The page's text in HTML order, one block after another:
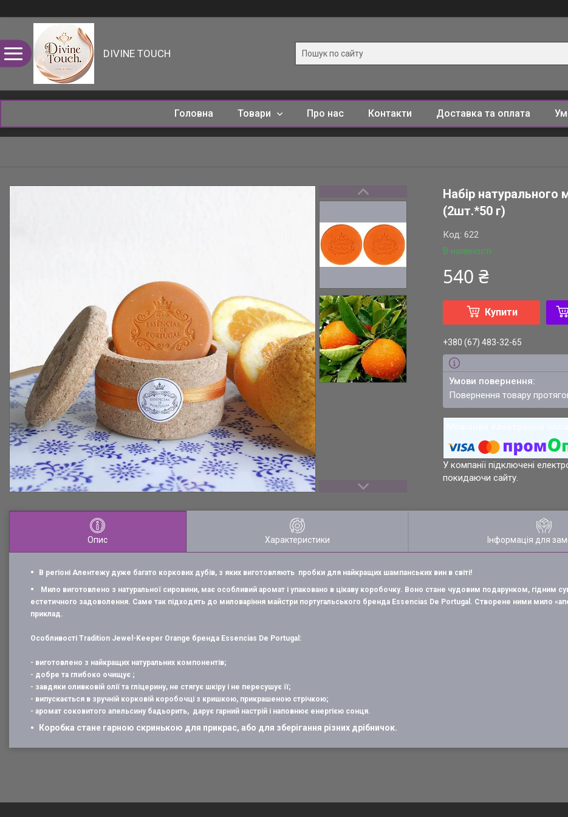
DIVINE TOUCH
Головна Товари Про нас Контакти Доставка та оплата
Набір натурального
(2шт.*50 г)
В наявності
Код:622
540 ₴
Купити
+380 (67) 483-32-65
повернення товару
У компанії підключені
покидаючи сайту.
Опис Характеристики Інформація для
В регіоні Алентежу дуже багато коркових дубів, з яких виготовляють пробки для найкращих шампанських вин в світі!
Мило виготовлено з натуральної сировини, має особливий аромат і упаковано в цікаву коробочку. Воно стане чудовим подарунком, гідним
естетичного задоволення. Саме так підходять до миловаріння майстри португальського бренда Essencias De Portugal. Створене ними мило
приклад.
Особливості Tradition Jewel-Keeper Orange бренда Essencias De Portugal:
- виготовлено з найкращих натуральних компонентів;
- добре та глибоко очищує ;
- завдяки оливковій олії та гліцерину, не стягує шкіру і не пересушує її;
- випускається в зручній корковій коробочці з кришкою, прикрашеною стрічкою;
- аромат соковитого апельсину бадьорить, дарує гарний настрій і наповнює енергією сонця.
Коробка стане гарною скринькою для прикрас, або для зберігання різних дрібничок.